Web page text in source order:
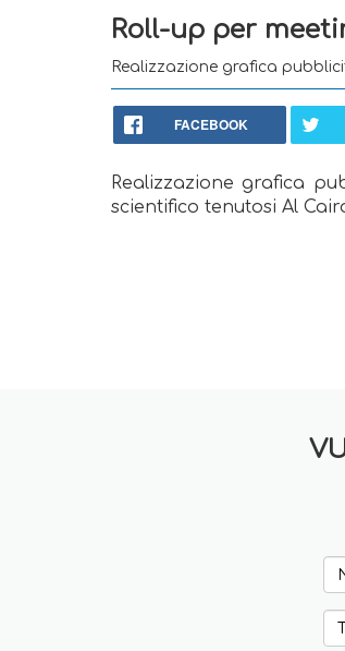
Roll-up per
Realizzazione grafica
FACEBOOK
Realizzazione grafica
scientifico tenutosi Al